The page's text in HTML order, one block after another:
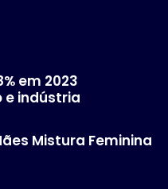
em 2023
e indústria
Mistura Feminina